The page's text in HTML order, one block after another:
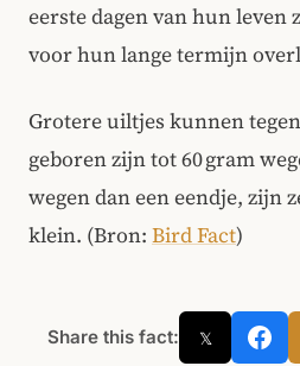
eerste dagen van hun
voor hun lange termijn
Grotere uiltjes kunnen
geboren zijn tot 60 gram
wegen dan een eendje, zijn
klein. (Bron: Bird Fact)
Share this fact: 𝕏